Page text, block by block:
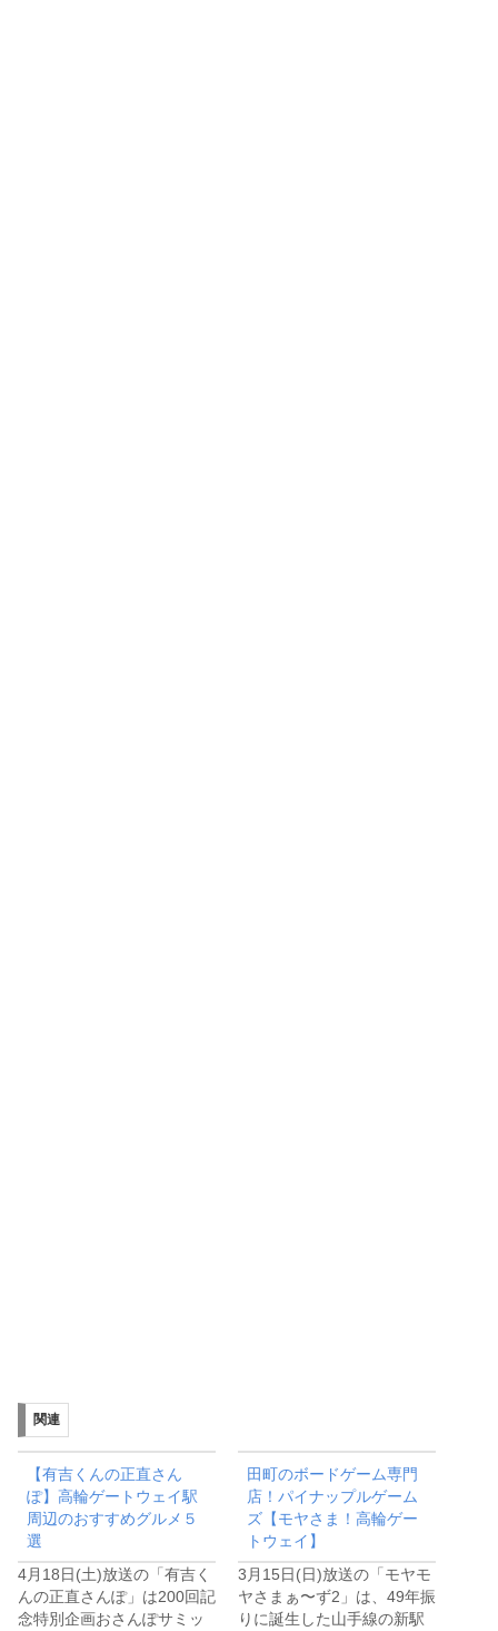
関連
【有吉くんの正直さん
ぽ】高輪ゲートウェイ駅
周辺のおすすめグルメ５
選
4月18日(土)放送の「有吉く
んの正直さんぽ」は200回記
念特別企画おさんぽサミッ
田町のボードゲーム専門
店！パイナップルゲーム
ズ【モヤさま！高輪ゲー
トウェイ】
3月15日(日)放送の「モヤモ
ヤさまぁ〜ず2」は、49年振
りに誕生した山手線の新駅